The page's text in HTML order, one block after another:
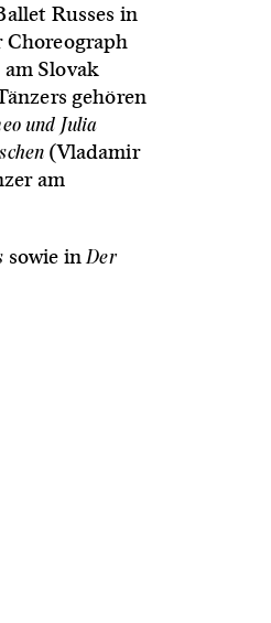
Russes in
Choreograph
Slovak
gehören
und Julia
(Vladamir
am
sowie inDer